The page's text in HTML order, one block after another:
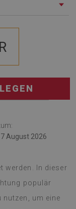
August 2026
werden. In dieser
populär
um eine